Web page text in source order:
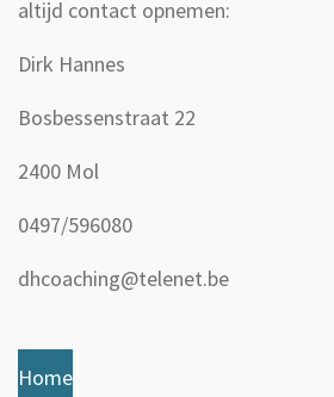
altijd contact opnemen:
Dirk Hannes
Bosbessenstraat 22
2400 Mol
0497/596080
dhcoaching@telenet.be
Home